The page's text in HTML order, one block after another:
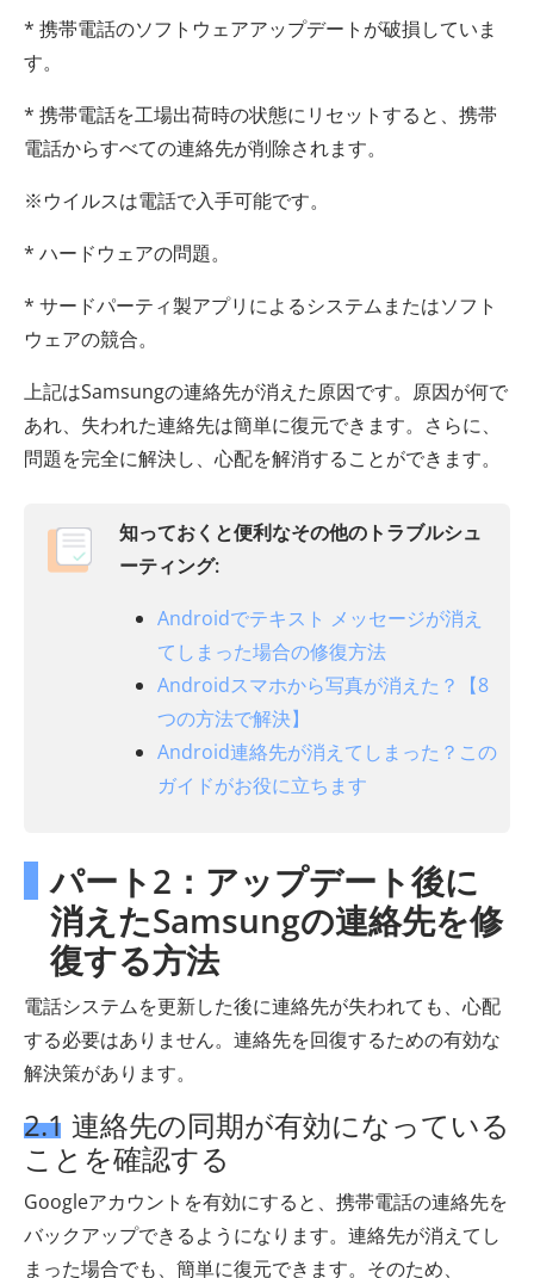
* 携帯電話のソフトウェアアップデートが破損していま
す。
* 携帯電話を工場出荷時の状態にリセットすると、携帯
電話からすべての連絡先が削除されます。
※ウイルスは電話で入手可能です。
* ハードウェアの問題。
* サードパーティ製アプリによるシステムまたはソフト
ウェアの競合。
上記はSamsungの連絡先が消えた原因です。原因が何で
あれ、失われた連絡先は簡単に復元できます。さらに、
問題を完全に解決し、心配を解消することができます。
知っておくと便利なその他のトラブルシュ
ーティング:
Androidでテキスト メッセージが消え
てしまった場合の修復方法
Androidスマホから写真が消えた？【8
つの方法で解決】
Android連絡先が消えてしまった？この
ガイドがお役に立ちます
パート2：アップデート後に
消えたSamsungの連絡先を修
復する方法
電話システムを更新した後に連絡先が失われても、心配
する必要はありません。連絡先を回復するための有効な
解決策があります。
2.1 連絡先の同期が有効になっている
ことを確認する
Googleアカウントを有効にすると、携帯電話の連絡先を
バックアップできるようになります。連絡先が消えてし
まった場合でも、簡単に復元できます。そのため、